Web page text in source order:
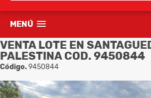
MENÚ
VENTA LOTE EN
PALESTINA COD. 9450844
Código.9450844